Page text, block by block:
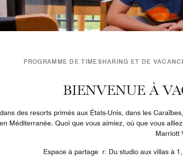
PROGRAMME DE TIMESHARING ET DE
BIENVENUE À
des resorts primés aux États-Unis, dans les
Méditerranée. Quoi que vous aimiez, où que vous
Marriott
Espace à partage r: Du studio aux villas à